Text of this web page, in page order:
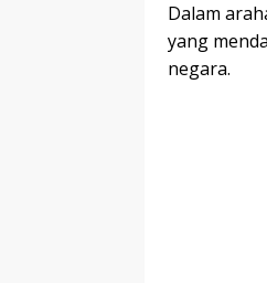
Dalam
yang
negara.